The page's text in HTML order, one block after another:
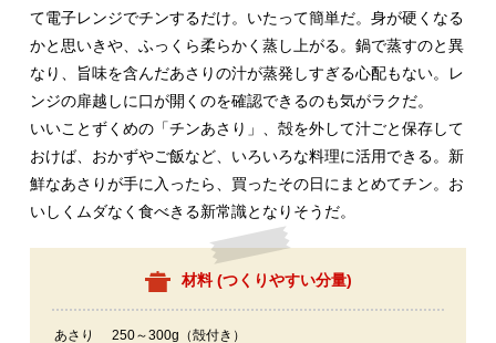
て電子レンジでチンするだけ。いたって簡単だ。身が硬くなる
かと思いきや、ふっくら柔らかく蒸し上がる。鍋で蒸すのと異
なり、旨味を含んだあさりの汁が蒸発しすぎる心配もない。レ
ンジの扉越しに口が開くのを確認できるのも気がラクだ。
いいことずくめの「チンあさり」、殻を外して汁ごと保存して
おけば、おかずやご飯など、いろいろな料理に活用できる。新
鮮なあさりが手に入ったら、買ったその日にまとめてチン。お
いしくムダなく食べきる新常識となりそうだ。
材料 (つくりやすい分量)
あさり
250～300g（殻付き）